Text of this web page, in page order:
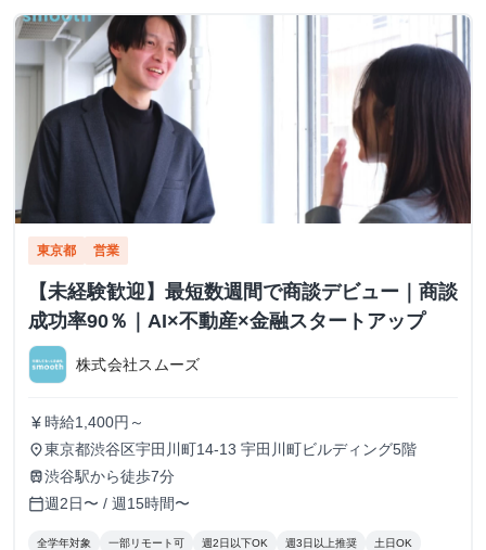
東京都 営業
【未経験歓迎】最短数週間で商談デビュー｜商談
成功率90％｜AI×不動産×金融スタートアップ
株式会社スムーズ
currency_yen 時給1,400円～
place東京都渋谷区宇田川町14-13 宇田川町ビルディング5階
train渋谷駅から徒歩7分
calendar_today週2日〜 / 週15時間〜
全学年対象 一部リモート可 週2日以下OK 週3日以上推奨 土日OK